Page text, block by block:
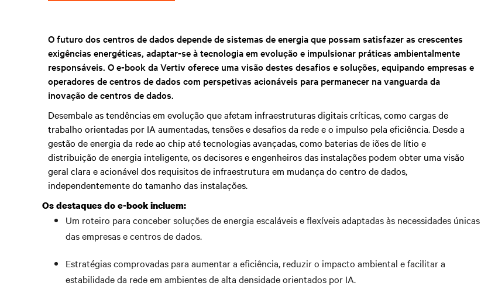
O futuro dos centros de dados depende de sistemas de energia que possam satisfazer as crescentes
exigências energéticas, adaptar-se à tecnologia em evolução e impulsionar práticas ambientalmente
responsáveis. O e-book da Vertiv oferece uma visão destes desafios e soluções, equipando empresas e
operadores de centros de dados com perspetivas acionáveis para permanecer na vanguarda da
inovação de centros de dados.
Desembale as tendências em evolução que afetam infraestruturas digitais críticas, como cargas de
trabalho orientadas por IA aumentadas, tensões e desafios da rede e o impulso pela eficiência. Desde a
gestão de energia da rede ao chip até tecnologias avançadas, como baterias de iões de lítio e
distribuição de energia inteligente, os decisores e engenheiros das instalações podem obter uma visão
geral clara e acionável dos requisitos de infraestrutura em mudança do centro de dados,
independentemente do tamanho das instalações.
Os destaques do e-book incluem:
Um roteiro para conceber soluções de energia escaláveis e flexíveis adaptadas às necessidades únicas
das empresas e centros de dados.
Estratégias comprovadas para aumentar a eficiência, reduzir o impacto ambiental e facilitar a
estabilidade da rede em ambientes de alta densidade orientados por IA.